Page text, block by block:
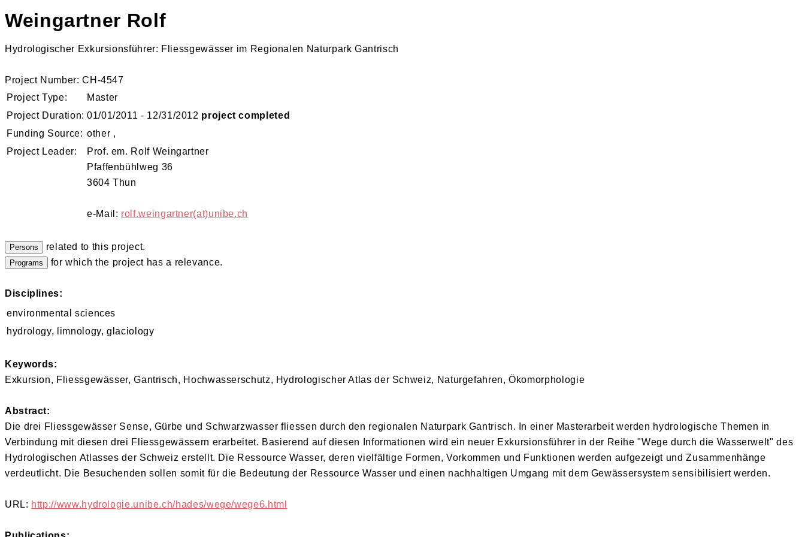
Weingartner Rolf
Hydrologischer Exkursionsführer: Fliessgewässer im Regionalen Naturpark Gantrisch
Project Number: CH-4547
Project Type:
Master
Project Duration: 01/01/2011 - 12/31/2012 project completed
Funding Source: other ,
Project Leader:
Prof. em. Rolf Weingartner
Pfaffenbühlweg 36
3604 Thun
e-Mail: rolf.weingartner(at)unibe.ch
related to this project.
for which the project has a relevance.
Disciplines:
environmental sciences
hydrology, limnology, glaciology
Keywords:
Exkursion, Fliessgewässer, Gantrisch, Hochwasserschutz, Hydrologischer Atlas der Schweiz, Naturgefahren, Ökomorphologie
Abstract:
Die drei Fliessgewässer Sense, Gürbe und Schwarzwasser fliessen durch den regionalen Naturpark Gantrisch. In einer Masterarbeit werden hydrologische Themen in
Verbindung mit diesen drei Fliessgewässern erarbeitet. Basierend auf diesen Informationen wird ein neuer Exkursionsführer in der Reihe "Wege durch die Wasserwelt" des
Hydrologischen Atlasses der Schweiz erstellt. Die Ressource Wasser, deren vielfältige Formen, Vorkommen und Funktionen werden aufgezeigt und Zusammenhänge
verdeutlicht. Die Besuchenden sollen somit für die Bedeutung der Ressource Wasser und einen nachhaltigen Umgang mit dem Gewässersystem sensibilisiert werden.
URL: http://www.hydrologie.unibe.ch/hades/wege/wege6.html